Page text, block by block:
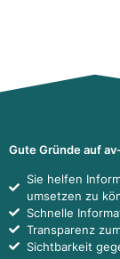
Gute Gründe auf
Sie helfen
umsetzen zu
Schnelle
Transparenz
Sichtbarkeit